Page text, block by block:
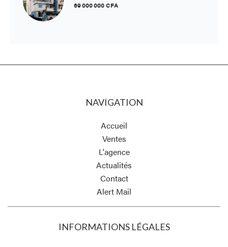
69 000 000 CFA
NAVIGATION
Accueil
Ventes
L'agence
Actualités
Contact
Alert Mail
INFORMATIONS LÉGALES